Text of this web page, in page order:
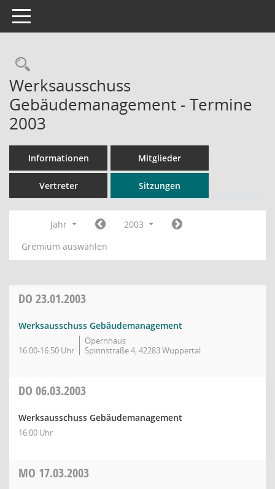
Toggle navigation
Rechercheauswahl
Werksausschuss
Gebäudemanagement - Termine
2003
Informationen Mitglieder
Vertreter Sitzungen
Jahr
2003
Gremium auswählen
DO 23.01.2003
Werksausschuss Gebäudemanagement
16:00-16:50 Uhr
Opernhaus
Spinnstraße 4, 42283 Wuppertal
DO 06.03.2003
Werksausschuss Gebäudemanagement
16:00 Uhr
MO 17.03.2003